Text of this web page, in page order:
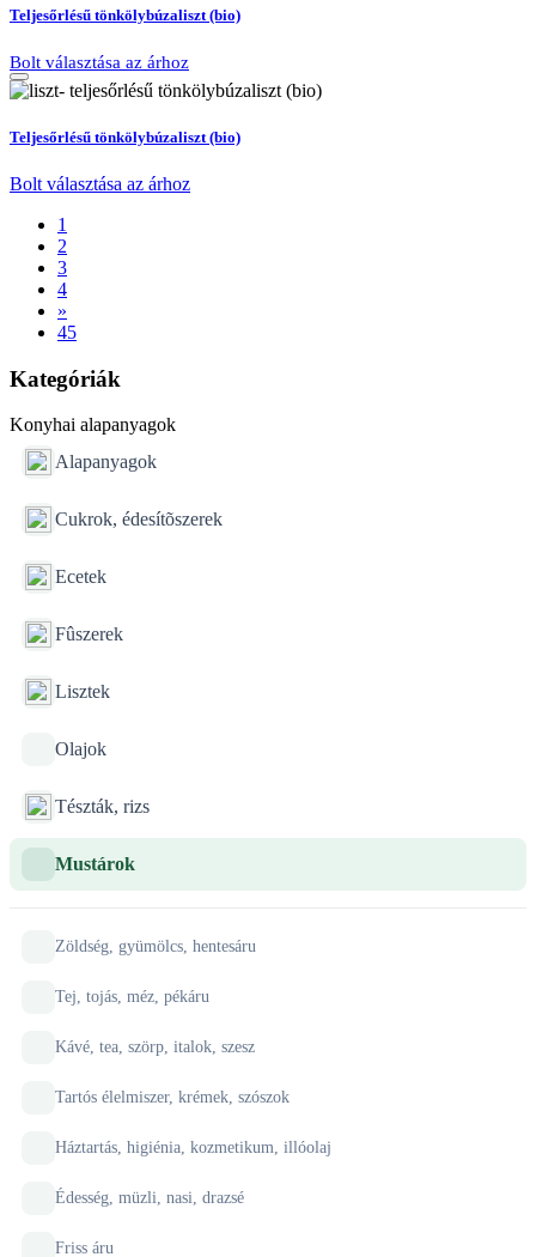
Teljesőrlésű tönkölybúzaliszt (bio)
Bolt választása az árhoz
Teljesőrlésű tönkölybúzaliszt (bio)
Bolt választása az árhoz
1
2
3
4
»
45
Kategóriák
Konyhai alapanyagok
Alapanyagok
Cukrok, édesítõszerek
Ecetek
Fûszerek
Lisztek
Olajok
Tészták, rizs
Mustárok
Zöldség, gyümölcs, hentesáru
Tej, tojás, méz, pékáru
Kávé, tea, szörp, italok, szesz
Tartós élelmiszer, krémek, szószok
Háztartás, higiénia, kozmetikum, illóolaj
Édesség, müzli, nasi, drazsé
Friss áru